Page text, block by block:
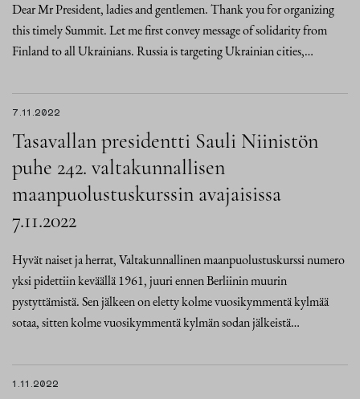
Dear Mr President, ladies and gentlemen. Thank you for organizing
this timely Summit. Let me first convey message of solidarity from
Finland to all Ukrainians. Russia is targeting Ukrainian cities,…
7.11.2022
Tasavallan presidentti Sauli Niinistön
puhe 242. valtakunnallisen
maanpuolustuskurssin avajaisissa
7.11.2022
Hyvät naiset ja herrat, Valtakunnallinen maanpuolustuskurssi numero
yksi pidettiin keväällä 1961, juuri ennen Berliinin muurin
pystyttämistä. Sen jälkeen on eletty kolme vuosikymmentä kylmää
sotaa, sitten kolme vuosikymmentä kylmän sodan jälkeistä…
1.11.2022